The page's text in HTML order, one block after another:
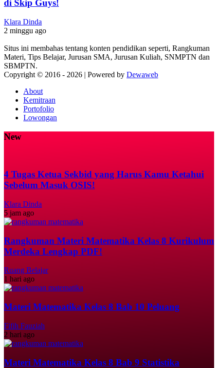
di Skip Guys!
Klara Dinda
2 minggu ago
Situs ini membahas tentang konten pendidikan seperti, Rangkuman
Materi, Tips Belajar, Jurusan SMA, Jurusan Kuliah, SNMPTN dan
SBMPTN.
Copyright © 2016 - 2026 | Powered by Dewaweb
About
Kemitraan
Portofolio
Lowongan
New
4 Tugas Ketua Sekbid yang Harus Kamu Ketahui
Sebelum Masuk OSIS!
Klara Dinda
5 jam ago
Rangkuman Materi Matematika Kelas 8 Kurikulum
Merdeka Lengkap PDF!
Ruang Belajar
1 hari ago
Materi Matematika Kelas 8 Bab 10 Peluang
Fifih Fauziah
2 hari ago
Materi Matematika Kelas 8 Bab 9 Statistika